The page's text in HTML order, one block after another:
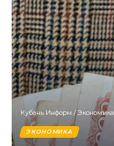
Кубань Информ /Экономика
ЭКОНОМИКА